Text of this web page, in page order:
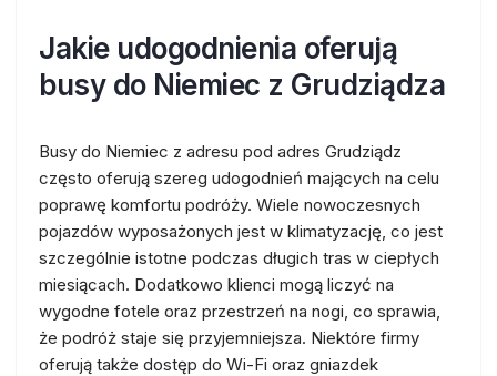
Jakie udogodnienia oferują
busy do Niemiec z Grudziądza
Busy do Niemiec z adresu pod adres Grudziądz
często oferują szereg udogodnień mających na celu
poprawę komfortu podróży. Wiele nowoczesnych
pojazdów wyposażonych jest w klimatyzację, co jest
szczególnie istotne podczas długich tras w ciepłych
miesiącach. Dodatkowo klienci mogą liczyć na
wygodne fotele oraz przestrzeń na nogi, co sprawia,
że podróż staje się przyjemniejsza. Niektóre firmy
oferują także dostęp do Wi-Fi oraz gniazdek